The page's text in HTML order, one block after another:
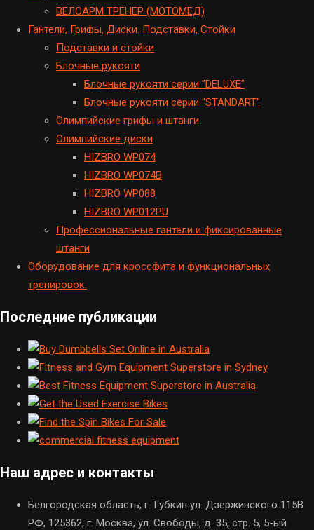
ВЕЛОАРМ ТРЕНЕР (МОТОМЕД)
Гантели, Грифы, Диски. Подставки, Стойки
Подставки и стойки
Блочные рукояти
Блочные рукояти серии "DELUXE"
Блочные рукояти серии "STANDART"
Олимпийские грифы и штанги
Олимпийские диски
HIZBRO WP074
HIZBRO WP074B
HIZBRO WP088
HIZBRO WP012PU
Профессиональные гантели и фиксированные
штанги
Оборудование для кроссфита и функциональных
тренировок.
Последние публикации
Наш адрес и контакты
Белгородская область, г. Губкин ул. Дзержинского 115В
РФ, 125362, г. Москва, ул. Свободы, д. 35, стр. 5, 5-ый